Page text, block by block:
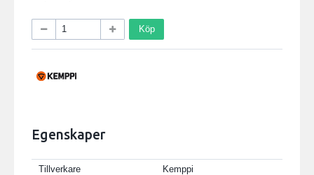
Köp
Egenskaper
Tillverkare
Kemppi